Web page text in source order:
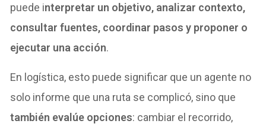
puede interpretar un objetivo, analizar contexto,
consultar fuentes, coordinar pasos y proponer o
ejecutar una acción.
En logística, esto puede significar que un agente no
solo informe que una ruta se complicó, sino que
también evalúe opciones: cambiar el recorrido,